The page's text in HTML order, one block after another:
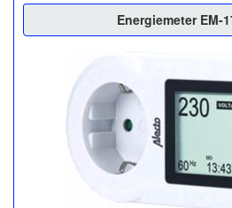
Energiemeter EM-